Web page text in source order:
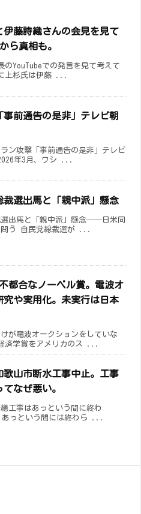
伊藤詩織さんの会見を見て
ら真相も。
のYouTubeでの発言を見て考えて
上杉氏は伊藤 ...
事前通告の是非」テレビ朝
ン攻撃「事前通告の是非」テレビ
年3月、ワシ ...
裁選出馬と「親中派」懸念
選出馬と「親中派」懸念──日米同
問う 自民党総裁選が ...
不都合なノーベル賞。電波オ
究や実用化。未実行は日本
が電波オークションをしていな
済学賞をアメリカのス ...
歌山市断水工事中止。工事
なぜ悪い。
工事はあっという間に終わ
っという間には終わら ...